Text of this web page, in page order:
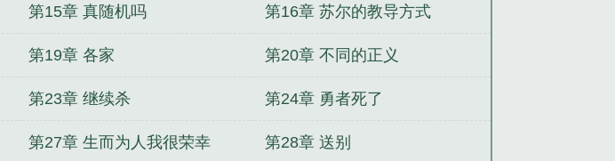
讨厌李恩肃
第15章 真随机吗 第16章 苏尔的教导方式
第19章 各家 第20章 不同的正义
第23章 继续杀 第24章 勇者死了
第27章 生而为人我很荣幸 第28章 送别